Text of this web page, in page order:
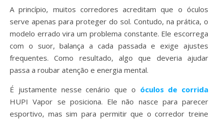
A princípio, muitos corredores acreditam que o óculos
serve apenas para proteger do sol. Contudo, na prática, o
modelo errado vira um problema constante. Ele escorrega
com o suor, balança a cada passada e exige ajustes
frequentes. Como resultado, algo que deveria ajudar
passa a roubar atenção e energia mental.
É justamente nesse cenário que o óculos de corrida
HUPI Vapor se posiciona. Ele não nasce para parecer
esportivo, mas sim para permitir que o corredor treine